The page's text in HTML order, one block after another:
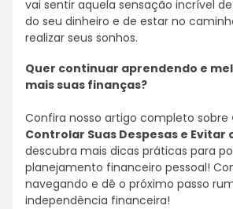
vai sentir aquela sensação incrível
do seu dinheiro e de estar no
realizar seus sonhos.
Quer continuar aprendendo e
mais suas finanças?
Confira nosso artigo completo sobre
Controlar Suas Despesas e Evitar
descubra mais dicas práticas para
planejamento financeiro pessoal!
navegando e dê o próximo passo
independência financeira!